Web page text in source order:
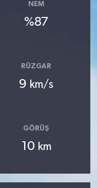
NEM
%87
RÜZGAR
9 km/s
GÖRÜŞ
10 km